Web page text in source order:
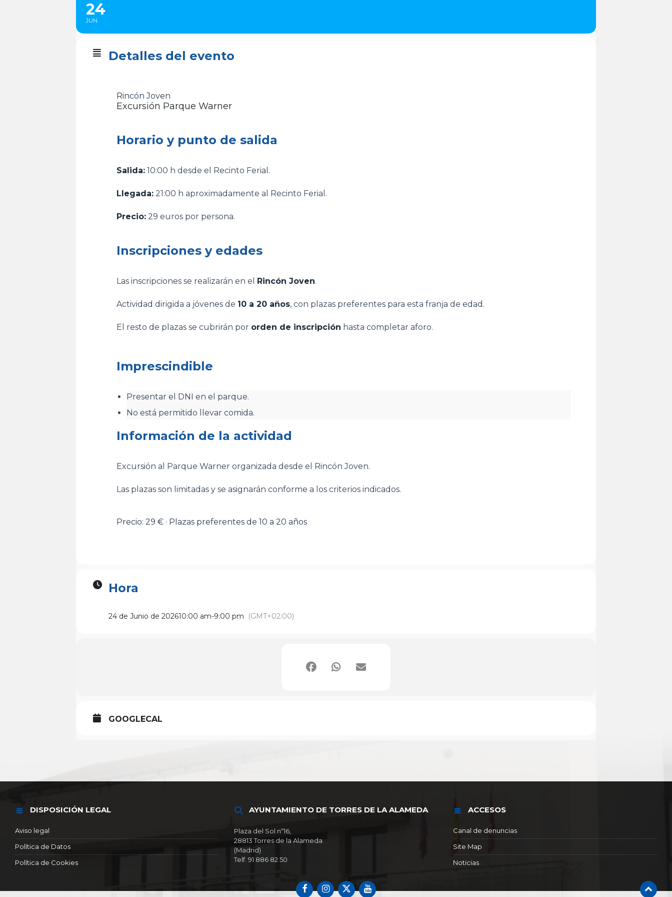
24
JUN
Detalles del evento
Rincón Joven
Excursión Parque Warner
Horario y punto de salida
Salida: 10:00 h desde el Recinto Ferial.
Llegada: 21:00 h aproximadamente al Recinto Ferial.
Precio: 29 euros por persona.
Inscripciones y edades
Las inscripciones se realizarán en el Rincón Joven.
Actividad dirigida a jóvenes de 10 a 20 años, con plazas preferentes para esta franja de edad.
El resto de plazas se cubrirán por orden de inscripción hasta completar aforo.
Imprescindible
Presentar el DNI en el parque.
No está permitido llevar comida.
Información de la actividad
Excursión al Parque Warner organizada desde el Rincón Joven.
Las plazas son limitadas y se asignarán conforme a los criterios indicados.
Precio: 29 € · Plazas preferentes de 10 a 20 años
Hora
24 de Junio de 202610:00 am-9:00 pm (GMT+02:00)
GOOGLECAL
DISPOSICIÓN LEGAL
Aviso legal
Política de Datos
Política de Cookies
AYUNTAMIENTO DE TORRES DE LA ALAMEDA
Plaza del Sol nº16,
28813 Torres de la Alameda
(Madrid)
Telf. 91 886 82 50
ACCESOS
Canal de denuncias
Site Map
Noticias
FacebookInstagram
X YouTube